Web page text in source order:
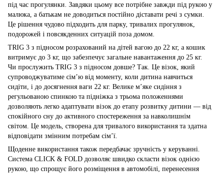
під час прогулянки. Завдяки цьому все потрібне завжди під рукою у
малюка, а батькам не доводиться постійно діставати речі з сумки.
Це рішення чудово підходить для парку, тривалих прогулянок,
подорожей і повсякденних ситуацій поза домом.
TRIG 3 з підносом розрахований на дітей вагою до 22 кг, а кошик
витримує до 3 кг, що забезпечує загальне навантаження до 25 кг.
Чи прослужить TRIG 3 з підносом довше? Так. Це візок, який
супроводжуватиме сім’ю від моменту, коли дитина навчиться
сидіти, і до досягнення ваги 22 кг. Велике м’яке сидіння з
регульованою спинкою та підніжка з трьома положеннями
дозволяють легко адаптувати візок до етапу розвитку дитини — від
спокійного сну до активного спостереження за навколишнім
світом. Це модель, створена для тривалого використання та здатна
відповідати змінним потребам сім’ї.
Щоденне використання також передбачає зручність у керуванні.
Система CLICK & FOLD дозволяє швидко скласти візок однією
рукою, що спрощує його розміщення в автомобілі, перенесення